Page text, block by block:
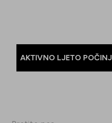
AKTIVNO LJETO
🏃‍♀️